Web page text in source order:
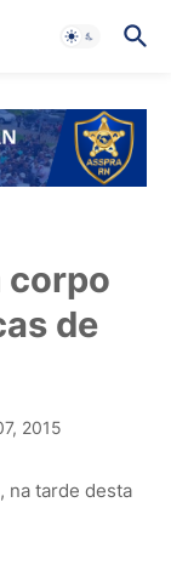
corpo
de
2015
na tarde desta